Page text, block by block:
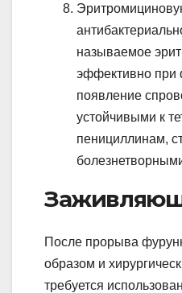
называемое
эффективно при
появление
устойчивыми к
пенициллинам,
После прорыва
образом и
требуется